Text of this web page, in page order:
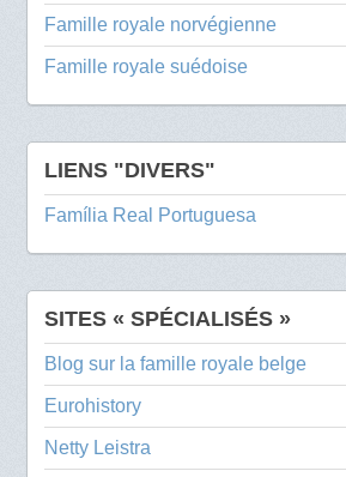
Famille royale norvégienne
Famille royale suédoise
LIENS "DIVERS"
Família Real Portuguesa
SITES « SPÉCIALISÉS »
Blog sur la famille royale belge
Eurohistory
Netty Leistra